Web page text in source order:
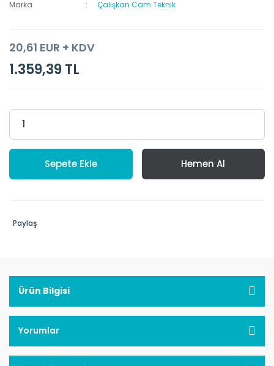
Marka
Çalışkan Cam Teknik
20,61 EUR + KDV
1.359,39 TL
Sepete Ekle Hemen Al
Paylaş
Ürün Bilgisi
Yorumlar